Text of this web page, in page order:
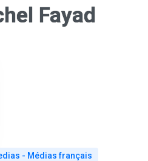
Fayad
- Médias français